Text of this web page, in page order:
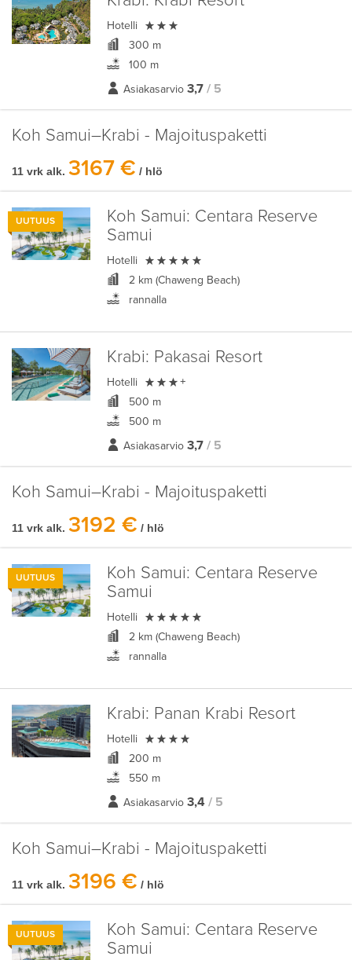
Hotelli 
300 m
100 m
Asiakasarvio 3,7 / 5
Koh Samui–Krabi - Majoituspaketti
11 vrk alk. 3167 € / hlö
UUTUUS Koh Samui: Centara Reserve
Samui
Hotelli 
2 km (Chaweng Beach)
rannalla
Krabi: Pakasai Resort
Hotelli  +
500 m
500 m
Asiakasarvio 3,7 / 5
Koh Samui–Krabi - Majoituspaketti
11 vrk alk. 3192 € / hlö
UUTUUS Koh Samui: Centara Reserve
Samui
Hotelli 
2 km (Chaweng Beach)
rannalla
Krabi: Panan Krabi Resort
Hotelli 
200 m
550 m
Asiakasarvio 3,4 / 5
Koh Samui–Krabi - Majoituspaketti
11 vrk alk. 3196 € / hlö
UUTUUS Koh Samui: Centara Reserve
Samui